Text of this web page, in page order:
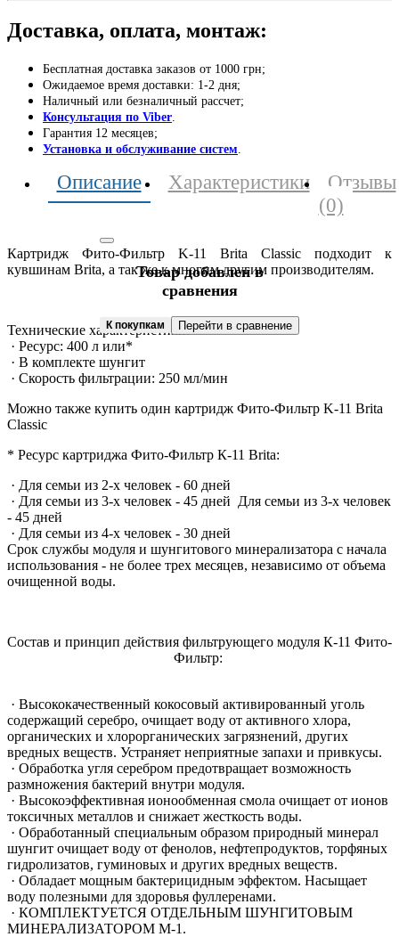
Доставка, оплата, монтаж:
Бесплатная доставка заказов от 1000 грн;
Ожидаемое время доставки: 1-2 дня;
Наличный или безналичный рассчет;
Консультация по Viber
Гарантия 12 месяцев;
Установка и обслуживание систем
Описание Характеристики
Отзывы
(0)
Картридж Фито-Фильтр K-11 Brita Classic подходит к
кувшинам Brita, а так же к многим другим производителям.
Технические характеристики:
· Ресурс: 400 л или*
· В комплекте шунгит
· Скорость фильтрации: 250 мл/мин
Можно также купить один картридж Фито-Фильтр K-11 Brita
Classic
* Ресурс картриджа Фито-Фильтр К-11 Brita:
· Для семьи из 2-х человек - 60 дней
· Для семьи из 3-х человек - 45 дней Для семьи из 3-х человек
- 45 дней
· Для семьи из 4-х человек - 30 дней
Срок службы модуля и шунгитового минерализатора с начала
использования - не более трех месяцев, независимо от объема
очищенной воды.
Состав и принцип действия фильтрующего модуля К-11 Фито-
Фильтр:
· Высококачественный кокосовый активированный уголь
содержащий серебро, очищает воду от активного хлора,
органических и хлорорганических загрязнений, других
вредных веществ. Устраняет неприятные запахи и привкусы.
· Обработка угля серебром предотвращает возможность
размножения бактерий внутри модуля.
· Высокоэффективная ионообменная смола очищает от ионов
токсичных металлов и снижает жесткость воды.
· Обработанный специальным образом природный минерал
шунгит очищает воду от фенолов, нефтепродуктов, торфяных
гидролизатов, гуминовых и других вредных веществ.
· Обладает мощным бактерицидным эффектом. Насыщает
воду полезными для здоровья фуллеренами.
· КОМПЛЕКТУЕТСЯ ОТДЕЛЬНЫМ ШУНГИТОВЫМ
МИНЕРАЛИЗАТОРОМ М-1.
Товар добавлен в
сравнения
К покупкам Перейти в сравнение